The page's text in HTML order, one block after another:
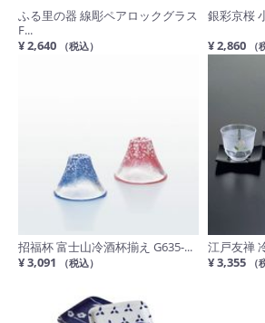
ふる里の器 線彫ペアロックグラス
F...
¥ 2,640
（税込）
銀彩京桜
¥ 2,860
（
招福杯 富士山冷酒杯揃え G635-...
¥ 3,091
（税込）
江戸友禅
¥ 3,355
（